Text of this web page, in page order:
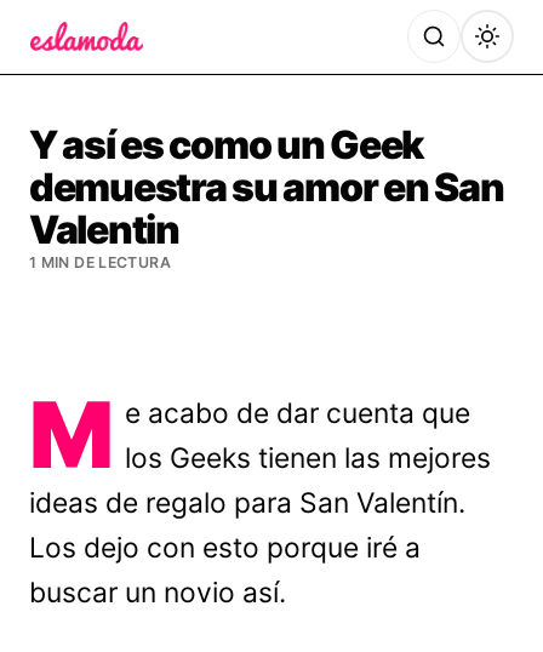
Y así es como un Geek
demuestra su amor en San
Valentin
1 MIN DE LECTURA
M e acabo de dar cuenta que
los Geeks tienen las mejores
ideas de regalo para San Valentín.
Los dejo con esto porque iré a
buscar un novio así.